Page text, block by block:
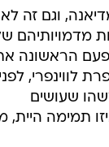
וגם זה לא
מדמויותיהם
הראשונה
לווינפרי, לפני
שעושים
תמימה היית,